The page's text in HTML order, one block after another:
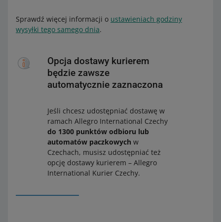
Sprawdź więcej informacji o ustawieniach godziny
wysyłki tego samego dnia.
Opcja dostawy kurierem
będzie zawsze
automatycznie zaznaczona
Jeśli chcesz udostępniać dostawę w
ramach Allegro International Czechy
do 1300 punktów odbioru lub
automatów paczkowych w
Czechach, musisz udostępniać też
opcję dostawy kurierem – Allegro
International Kurier Czechy.